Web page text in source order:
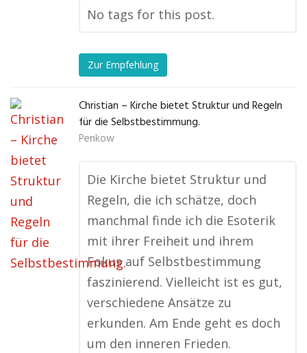
No tags for this post.
Zur Empfehlung
Christian – Kirche bietet Struktur und Regeln
für die Selbstbestimmung.
Penkow
Die Kirche bietet Struktur und
Regeln, die ich schätze, doch
manchmal finde ich die Esoterik
mit ihrer Freiheit und ihrem
Fokus auf Selbstbestimmung
faszinierend. Vielleicht ist es gut,
verschiedene Ansätze zu
erkunden. Am Ende geht es doch
um den inneren Frieden.